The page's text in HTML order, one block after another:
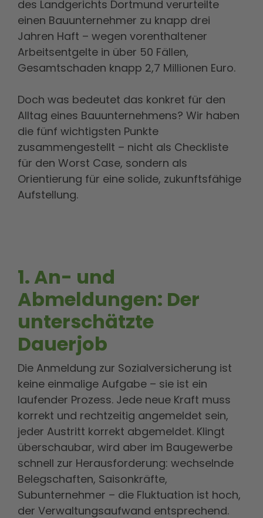
des Landgerichts Dortmund verurteilte
einen Bauunternehmer zu knapp drei
Jahren Haft – wegen vorenthaltener
Arbeitsentgelte in über 50 Fällen,
Gesamtschaden knapp 2,7 Millionen Euro.
Doch was bedeutet das konkret für den
Alltag eines Bauunternehmens? Wir haben
die fünf wichtigsten Punkte
zusammengestellt – nicht als Checkliste
für den Worst Case, sondern als
Orientierung für eine solide, zukunftsfähige
Aufstellung.
1. An- und
Abmeldungen: Der
unterschätzte
Dauerjob
Die Anmeldung zur Sozialversicherung ist
keine einmalige Aufgabe – sie ist ein
laufender Prozess. Jede neue Kraft muss
korrekt und rechtzeitig angemeldet sein,
jeder Austritt korrekt abgemeldet. Klingt
überschaubar, wird aber im Baugewerbe
schnell zur Herausforderung: wechselnde
Belegschaften, Saisonkräfte,
Subunternehmer – die Fluktuation ist hoch,
der Verwaltungsaufwand entsprechend.